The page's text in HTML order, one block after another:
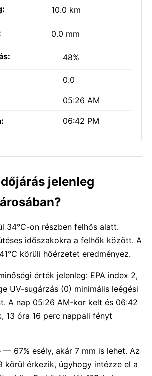
10.0 km
0.0 mm
48%
0.0
05:26 AM
06:42 PM
jelenleg
34°C-on részben felhős alatt.
időszakokra a felhők között. A
körüli hőérzetet eredményez.
érték jelenleg: EPA index 2,
UV-sugárzás (0) minimális leégési
A nap 05:26 AM-kor kelt és 06:42
13 óra 16 perc nappali fényt
— 67% esély, akár 7 mm is lehet. Az
körül érkezik, úgyhogy intézze el a